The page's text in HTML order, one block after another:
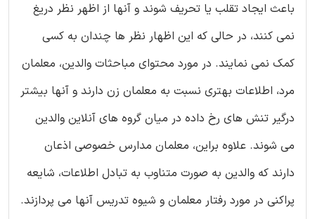
باعث ایجاد تقلب یا تحریف شوند و آنها از اظهر نظر دریغ
نمی کنند، در حالی که این اظهار نظر ها چندان به کسی
کمک نمی نمایند. در مورد محتوای مباحثات والدین، معلمان
مرد، اطلاعات بهتری نسبت به معلمان زن دارند و آنها بیشتر
درگیر تنش های رخ داده در میان گروه های آنلاین والدین
می شوند. علاوه براین، معلمان مدارس خصوصی اذعان
دارند که والدین به صورت متناوب به تبادل اطلاعات، شایعه
پراکنی در مورد رفتار معلمان و شیوه تدریس آنها می پردازند.